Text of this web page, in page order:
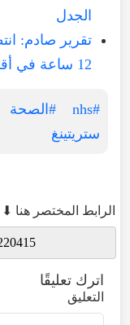
الجدل
تقرير صادم:
12 ساعة في أقسام الطوارئ ببريطانيا
#nhs #الصحة
ستريتينغ
الرابط المختصر هنا ⬇
اترك تعليقًا
التعليق